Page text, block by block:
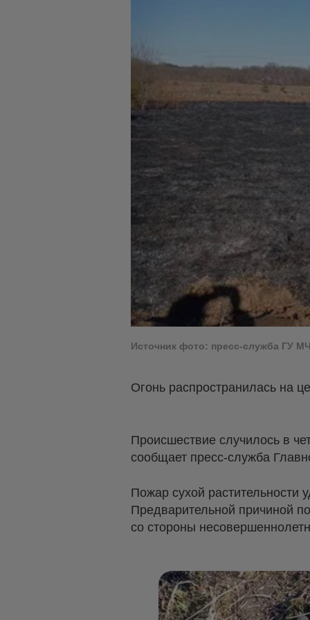
Источник фото: пресс-служба ГУ
Огонь распространилась на
Происшествие случилось в
сообщает пресс-служба
Пожар сухой растительности
Предварительной причиной
со стороны